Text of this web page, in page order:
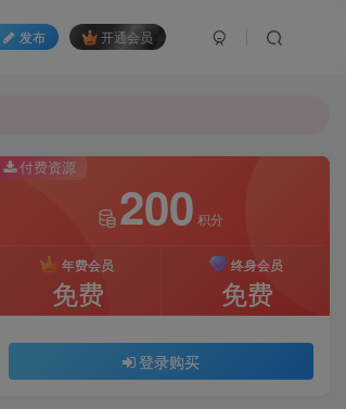
发布 开通会员
付费资源
200 积分
年费会员
免费
终身会员
免费
登录购买